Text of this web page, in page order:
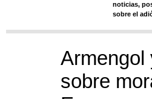
noticias,
sobre el
Armengol
sobre